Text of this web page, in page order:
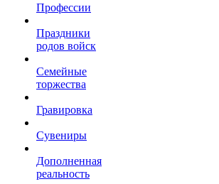
Профессии
Праздники
родов войск
Семейные
торжества
Гравировка
Сувениры
Дополненная
реальность